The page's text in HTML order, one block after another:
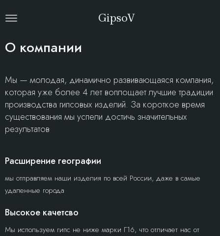
GipsoV
О компании
Мы — молодая, динамично развивающаяся компания,
которая уже более 4 лет воплощает лучшие традиции
производства гипсовых изделий. За короткое время
существования мы успели достичь значительных
результатов
Расширение географии
мы отправляем наши изделия по всей России, даже в самые
удаленные города
Высокое качетсво
Мы используем гипс не ниже марки Г16, что отличает нас от